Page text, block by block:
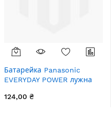
Батарейка Panasonic
EVERYDAY POWER лужна
124,00 ₴